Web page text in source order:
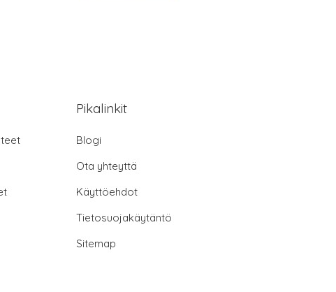
Pikalinkit
Blogi
Ota yhteyttä
Käyttöehdot
Tietosuojakäytäntö
Sitemap